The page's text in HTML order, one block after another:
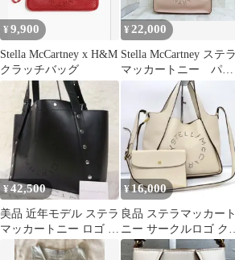
¥9,900
Stella McCartney x H&M
クラッチバッグ
¥22,000
Stella McCartney ステラ
マッカートニー パン
チングロゴ トートバ
¥42,500
美品 近年モデル ステラ
マッカートニー ロゴ ス
タッズ トートバッグ ブ
¥16,000
良品 ステラマッカート
ニー サークルロゴ クロ
スボディ 2way 白